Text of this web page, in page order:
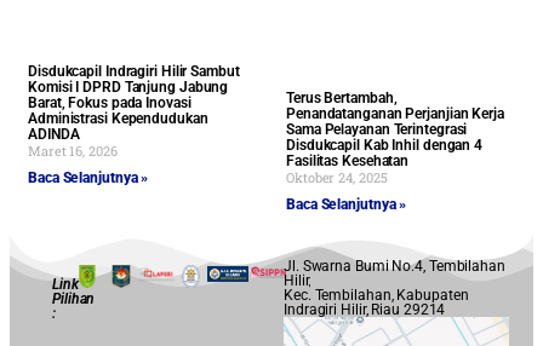
Disdukcapil Indragiri Hilir Sambut
Komisi I DPRD Tanjung Jabung
Barat, Fokus pada Inovasi
Administrasi Kependudukan
ADINDA
Maret 16, 2026
Baca Selanjutnya »
Terus Bertambah,
Penandatanganan Perjanjian Kerja
Sama Pelayanan Terintegrasi
Disdukcapil Kab Inhil dengan 4
Fasilitas Kesehatan
Oktober 24, 2025
Baca Selanjutnya »
Link
Pilihan
:
Jl. Swarna Bumi No.4, Tembilahan
Hilir,
Kec. Tembilahan, Kabupaten
Indragiri Hilir, Riau 29214